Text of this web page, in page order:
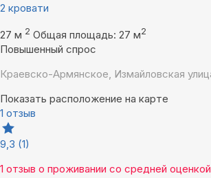
2 кровати
27 м 2 Общая площадь: 27 м2
Повышенный спрос
Краевско-Армянское, Измайловская
Показать расположение на карте
1 отзыв
9,3 (1)
1 отзыв о проживании со средней оценкой